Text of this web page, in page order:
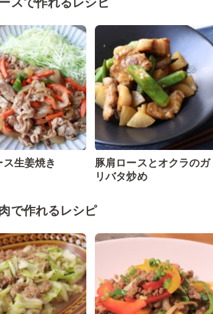
ス生姜焼き
豚肩ロースとオクラのガ
リバタ炒め
で作れるレシピ